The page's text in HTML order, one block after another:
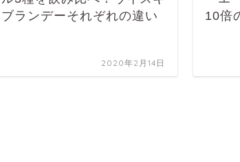
ランデーそれぞれの違い
2020年2月14日
10倍